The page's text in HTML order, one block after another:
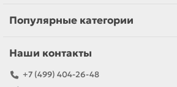
Популярные категории
Наши контакты
+7 (499) 404-26-48